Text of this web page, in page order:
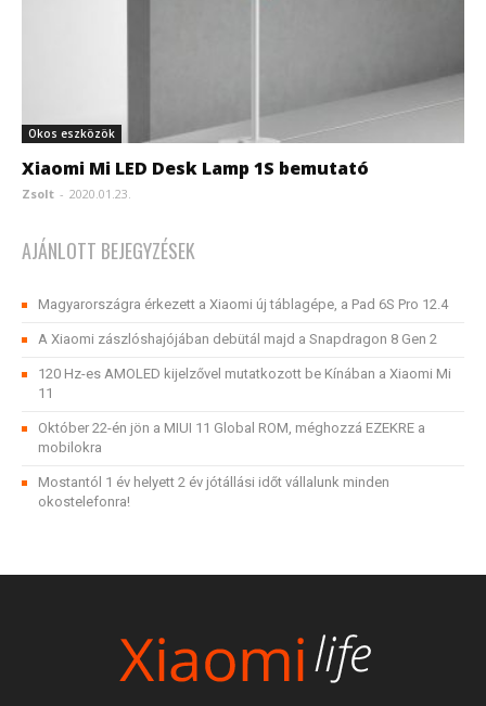
Okos eszközök
Xiaomi Mi LED Desk Lamp 1S bemutató
Zsolt - 2020.01.23.
AJÁNLOTT BEJEGYZÉSEK
Magyarországra érkezett a Xiaomi új táblagépe, a Pad 6S Pro 12.4
A Xiaomi zászlóshajójában debütál majd a Snapdragon 8 Gen 2
120 Hz-es AMOLED kijelzővel mutatkozott be Kínában a Xiaomi Mi
11
Október 22-én jön a MIUI 11 Global ROM, méghozzá EZEKRE a
mobilokra
Mostantól 1 év helyett 2 év jótállási időt vállalunk minden
okostelefonra!